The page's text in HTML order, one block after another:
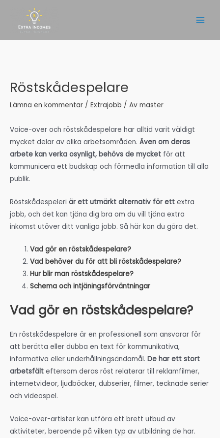
innehåll
Röstskådespelare
Lämna en kommentar / Extrajobb / Av master
Voice-over och röstskådespelare har alltid varit väldigt
mycket delar av olika arbetsområden. Även om deras
arbete kan verka osynligt, behövs de mycket för att
kommunicera ett budskap och förmedla information till alla
publik.
Röstskådespeleri är ett utmärkt alternativ för ett extra
jobb, och det kan tjäna dig bra om du vill tjäna extra
inkomst utöver ditt vanliga jobb. Så här kan du göra det.
Vad gör en röstskådespelare?
Vad behöver du för att bli röstskådespelare?
Hur blir man röstskådespelare?
Schema och intjäningsförväntningar
Vad gör en röstskådespelare?
En röstskådespelare är en professionell som ansvarar för
att berätta eller dubba en text för kommunikativa,
informativa eller underhållningsändamål. De har ett stort
arbetsfält eftersom deras röst relaterar till reklamfilmer,
internetvideor, ljudböcker, dubserier, filmer, tecknade serier
och videospel.
Voice-over-artister kan utföra ett brett utbud av
aktiviteter, beroende på vilken typ av utbildning de har.